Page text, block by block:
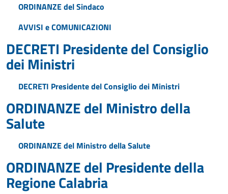
ORDINANZE del Sindaco
AVVISI e COMUNICAZIONI
DECRETI Presidente del Consiglio
dei Ministri
DECRETI Presidente del Consiglio dei Ministri
ORDINANZE del Ministro della
Salute
ORDINANZE del Ministro della Salute
ORDINANZE del Presidente della
Regione Calabria